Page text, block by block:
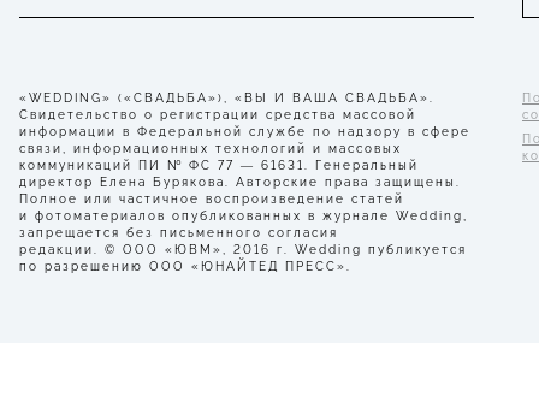
«WEDDING» («СВАДЬБА»), «ВЫ И ВАША СВАДЬБА».
Свидетельство о регистрации средства массовой
информации в Федеральной службе по надзору в сфере
связи, информационных технологий и массовых
коммуникаций ПИ № ФС 77 — 61631. Генеральный
директор Елена Бурякова. Авторские права защищены.
Полное или частичное воспроизведение статей
и фотоматериалов опубликованных в журнале Wedding,
запрещается без письменного согласия
редакции. © ООО «ЮВМ», 2016 г. Wedding публикуется
по разрешению ООО «ЮНАЙТЕД ПРЕСС».